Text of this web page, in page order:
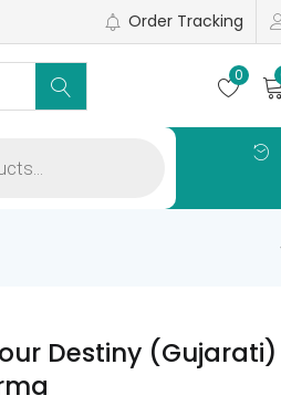
Order Tracking
0
Destiny